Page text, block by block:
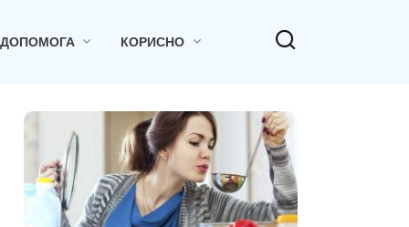
ДОПОМОГА КОРИСНО